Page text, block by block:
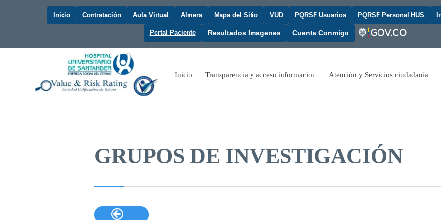
Inicio Contratación Aula Virtual Almera Mapa del Sitio VUD PQRSF Usuarios PQRSF Personal HUS
Portal Paciente Resultados Imagenes Cuenta Conmigo
Inicio Transparencia y acceso informacion Atención y Servicios ciudadanía
GRUPOS DE INVESTIGACIÓN
